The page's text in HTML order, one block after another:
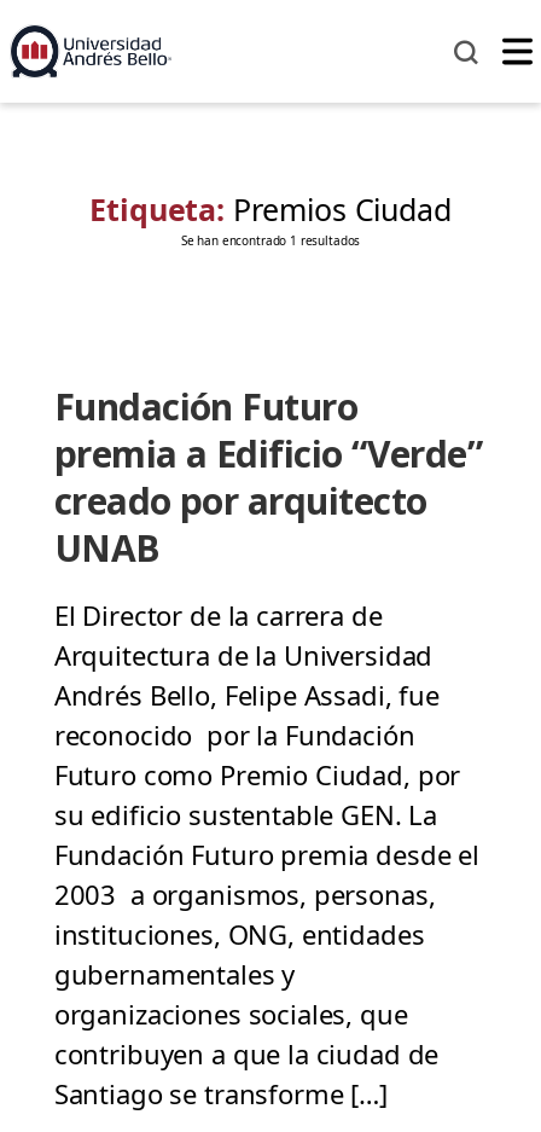
Etiqueta: Premios Ciudad
Se han encontrado 1 resultados
Fundación Futuro
premia a Edificio “Verde”
creado por arquitecto
UNAB
El Director de la carrera de
Arquitectura de la Universidad
Andrés Bello, Felipe Assadi, fue
reconocido por la Fundación
Futuro como Premio Ciudad, por
su edificio sustentable GEN. La
Fundación Futuro premia desde el
2003 a organismos, personas,
instituciones, ONG, entidades
gubernamentales y
organizaciones sociales, que
contribuyen a que la ciudad de
Santiago se transforme […]